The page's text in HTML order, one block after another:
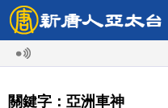
關鍵字：亞洲車神